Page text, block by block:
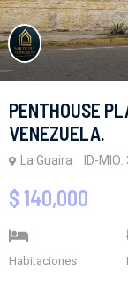
PENTHOUSE
VENEZUELA.
La Guaira ID-MIO:
$ 140,000
Habitaciones